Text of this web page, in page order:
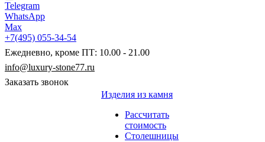
Telegram
WhatsApp
Max
+7(495) 055-34-54
Ежедневно, кроме ПТ: 10.00 - 21.00
info@luxury-stone77.ru
Заказать звонок
Изделия из камня
Рассчитать
стоимость
Столешницы